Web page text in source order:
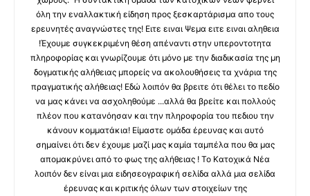
όλη την εναλλακτική είδηση προς ξεσκαρτάρισμα απο τους
ερευνητές αναγνώστες της! Ειτε ειναι Ψεμα ειτε ειναι αληθεια
!Έχουμε συγκεκριμένη θέση απέναντι στην υπεροντοτητα
πληροφορίας και γνωρίζουμε ότι μόνο με την διαδικασία της μη
δογματικής αλήθειας μπορείς να ακολουθήσεις τα χνάρια της
πραγματικής αλήθειας! Εδώ λοιπόν θα βρειτε ότι θέλει το πεδίο
να μας κάνει να ασχοληθούμε ...αλλά θα βρείτε και πολλούς
πλέον που κατανόησαν και την πληροφορία του πεδιου την
κάνουν κομματάκια! Είμαστε ομάδα έρευνας και αυτό
σημαίνει ότι δεν έχουμε μαζί μας καμία ταμπέλα που θα μας
απομακρύνει από το φως της αλήθειας ! Το Κατοχικά Νέα
λοιπόν δεν είναι μια ειδησεογραφική σελίδα αλλά μια σελίδα
έρευνας και κριτικής όλων των στοιχείων της